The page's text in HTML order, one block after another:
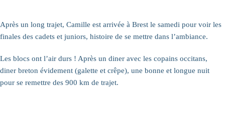
Après un long trajet, Camille est arrivée à Brest le samedi pour voir les
finales des cadets et juniors, histoire de se mettre dans l’ambiance.
Les blocs ont l’air durs ! Après un diner avec les copains occitans,
diner breton évidement (galette et crêpe), une bonne et longue nuit
pour se remettre des 900 km de trajet.